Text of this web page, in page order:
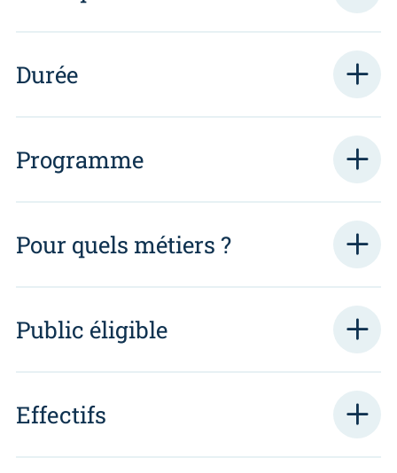
Durée
Programme
Pour quels métiers ?
Public éligible
Effectifs